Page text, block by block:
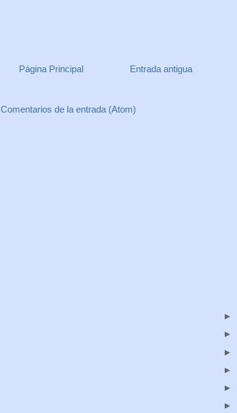
Entrada antigua
Página Principal
Comentarios de la entrada (Atom)
►
►
►
►
►
►